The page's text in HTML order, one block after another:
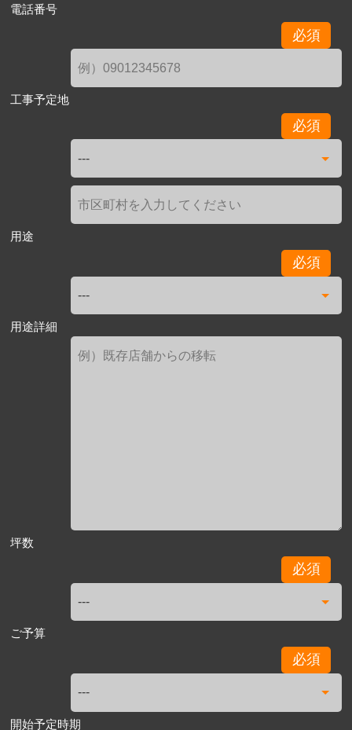
電話番号
必須
工事予定地
必須
用途
必須
用途詳細
坪数
必須
ご予算
必須
開始予定時期